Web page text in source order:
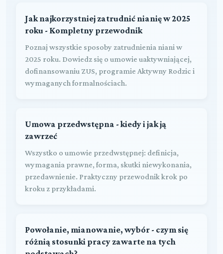
Jak najkorzystniej zatrudnić nianię w 2025
roku - Kompletny przewodnik
Poznaj wszystkie sposoby zatrudnienia niani w
2025 roku. Dowiedz się o umowie uaktywniającej,
dofinansowaniu ZUS, programie Aktywny Rodzic i
wymaganych formalnościach.
Umowa przedwstępna - kiedy i jak ją
zawrzeć
Wszystko o umowie przedwstępnej: definicja,
wymagania prawne, forma, skutki niewykonania,
przedawnienie. Praktyczny przewodnik krok po
kroku z przykładami.
Powołanie, mianowanie, wybór - czym się
różnią stosunki pracy zawarte na tych